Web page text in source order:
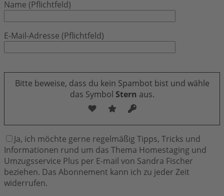
Name (Pflichtfeld)
E-Mail-Adresse (Pflichtfeld)
Bitte beweise, dass du kein Spambot bist und wähle
das Symbol Stern aus.
Ja, ich möchte gerne regelmäßig Tipps, Tricks und
Informationen rund um das Thema Homestaging und
Umzugsservice Plus per E-mail von Sandra Fischer
beziehen. Das Abonnement kann ich zu jeder Zeit
widerrufen.